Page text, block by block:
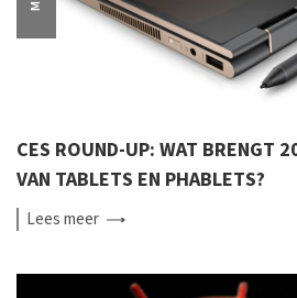
CES ROUND-UP: WAT BRENGT
VAN TABLETS EN PHABLETS?
Leesmeer